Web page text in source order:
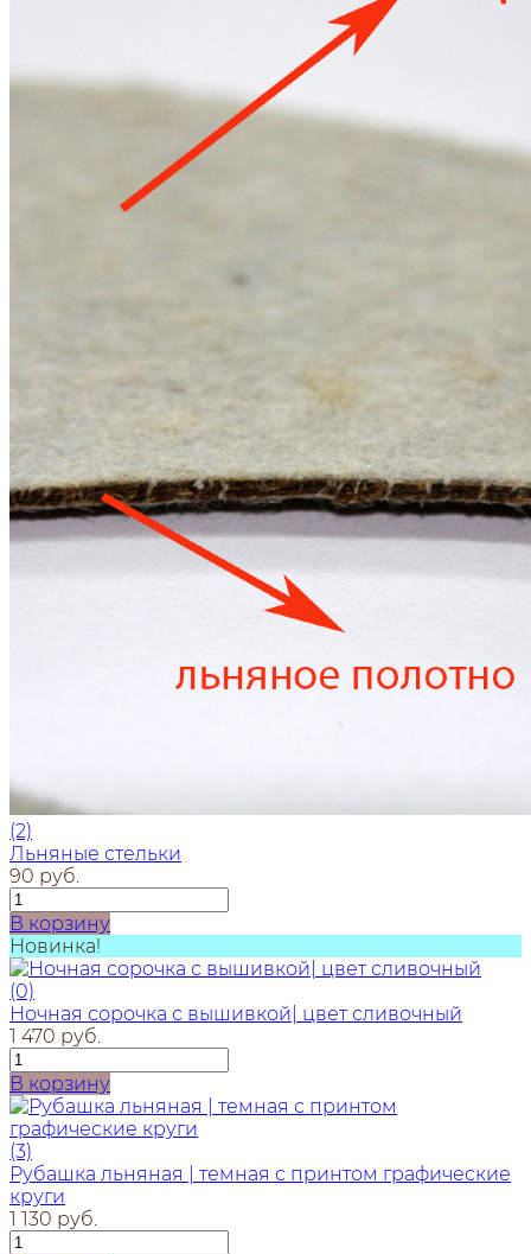
(2)
Льняные стельки
90 руб.
В корзину
Новинка!
(0)
Ночная сорочка с вышивкой| цвет сливочный
1 470 руб.
В корзину
(3)
Рубашка льняная | темная с принтом графические
круги
1 130 руб.